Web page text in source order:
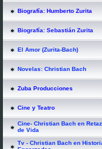
Biografía: Humberto Zurita
Biografía: Sebastián Zurita
El Amor (Zurita-Bach)
Novelas: Christian Bach
Zuba Producciones
Cine y Teatro
Cine- Christian Bach en
de Vida
Tv - Christian Bach en